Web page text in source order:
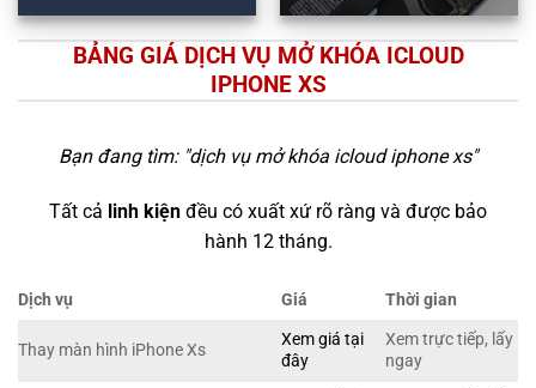
BẢNG GIÁ DỊCH VỤ MỞ KHÓA ICLOUD
IPHONE XS
Bạn đang tìm: "dịch vụ mở khóa icloud iphone xs"
Tất cả linh kiện đều có xuất xứ rõ ràng và được bảo
hành 12 tháng.
Dịch vụ Giá Thời gian
Thay màn hình iPhone Xs
Xem giá tại
đây
Xem trực tiếp, lấy
ngay